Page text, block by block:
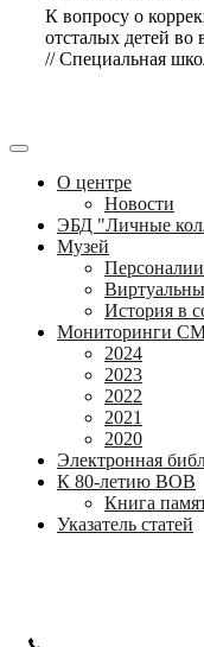
К вопросу о
отсталых детей во
// Специальная
О центре
Новости
ЭБД "Личные
Музей
История в
Мониторинги
2024
2023
2022
2021
2020
Электронная
К 80-летию ВОВ
Книга
Указатель статей